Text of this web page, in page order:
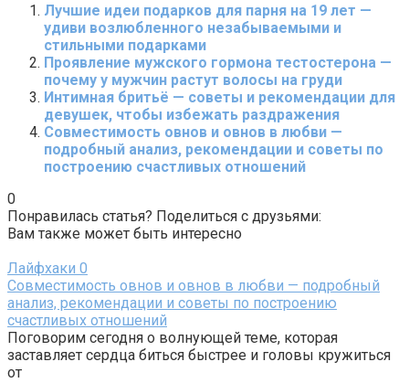
Лучшие идеи подарков для парня на 19 лет —
удиви возлюбленного незабываемыми и
стильными подарками
Проявление мужского гормона тестостерона —
почему у мужчин растут волосы на груди
Интимная бритьё — советы и рекомендации для
девушек, чтобы избежать раздражения
Совместимость овнов и овнов в любви —
подробный анализ, рекомендации и советы по
построению счастливых отношений
0
Понравилась статья? Поделиться с друзьями:
Вам также может быть интересно
Лайфхаки 0
Совместимость овнов и овнов в любви — подробный
анализ, рекомендации и советы по построению
счастливых отношений
Поговорим сегодня о волнующей теме, которая
заставляет сердца биться быстрее и головы кружиться
от